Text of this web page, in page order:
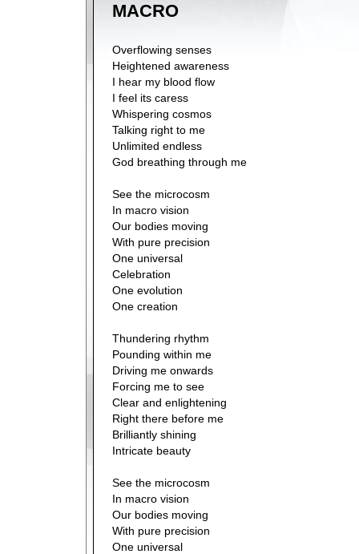
MACRO
Overflowing senses
Heightened awareness
I hear my blood flow
I feel its caress
Whispering cosmos
Talking right to me
Unlimited endless
God breathing through me
See the microcosm
In macro vision
Our bodies moving
With pure precision
One universal
Celebration
One evolution
One creation
Thundering rhythm
Pounding within me
Driving me onwards
Forcing me to see
Clear and enlightening
Right there before me
Brilliantly shining
Intricate beauty
See the microcosm
In macro vision
Our bodies moving
With pure precision
One universal